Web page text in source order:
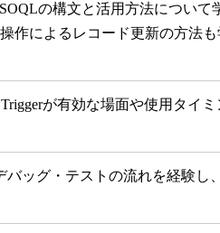
の構文と活用方法について
作によるレコード更新の方法も
が有効な場面や使用タイ
ッグ・テストの流れを経験し